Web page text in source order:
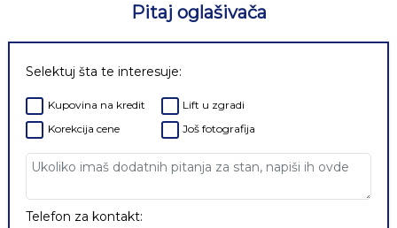
Pitaj oglašivača
Selektuj šta te interesuje:
Kupovina na kredit
Korekcija cene
Lift u zgradi
Još fotografija
Telefon za kontakt: